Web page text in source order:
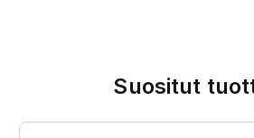
Suositut